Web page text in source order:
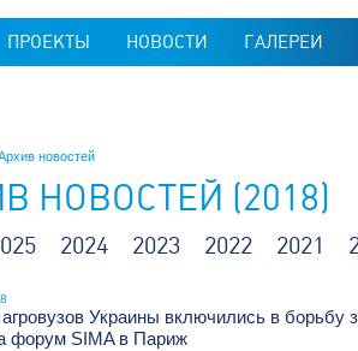
ПРОЕКТЫ НОВОСТИ ГАЛЕРЕИ
новостей
НОВОСТЕЙ (2018)
2024 2023 2022 2021
Украины включились в борьбу
форум SIMA в Париж